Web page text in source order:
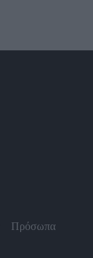
Πρόσωπα